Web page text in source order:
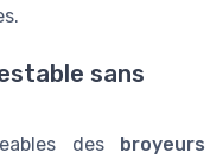
sans
des
broyeurs